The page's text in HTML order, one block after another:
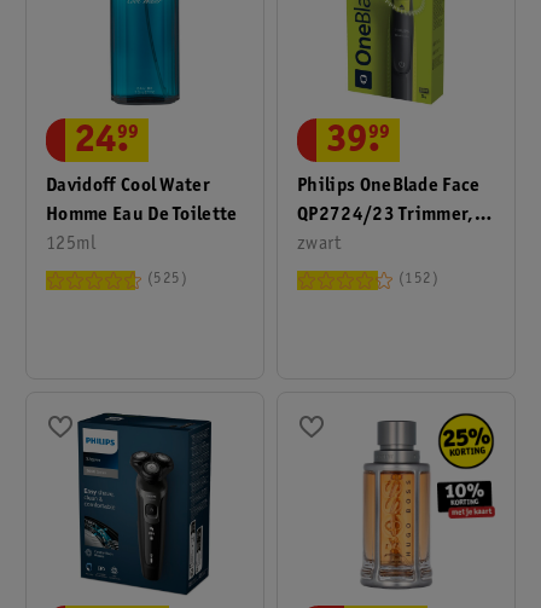
Davidoff Cool Water
Homme Eau De Toilette
125ml
24.
99
525
Philips OneBlade Face
QP2724/23 Trimmer,
Scheerapparaat En
Styler
zwart
39.
99
152